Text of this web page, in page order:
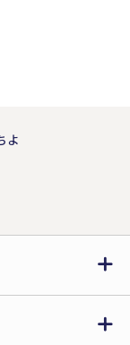
織内での調
よ